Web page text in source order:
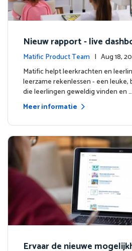
Nieuw rapport - live
Matific Product Team | Aug 18,
sMatific helpt leerkrachten en
leerzame rekenlessen - een leuke,
die leerlingen geweldig vinden en …
Meer informatie
Ervaar de nieuwe